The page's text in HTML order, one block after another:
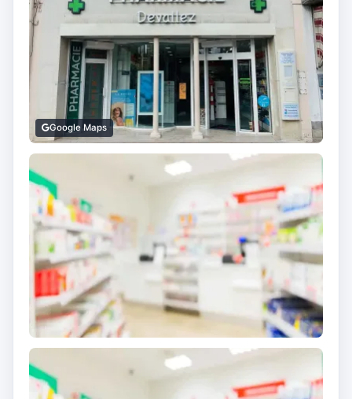
Google Maps